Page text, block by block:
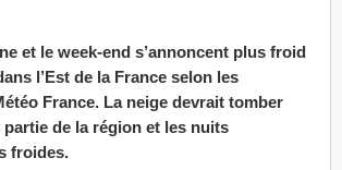
et le week-end s’annoncent plus froid
l’Est de la France selon les
France. La neige devrait tomber
de la région et les nuits
froides.